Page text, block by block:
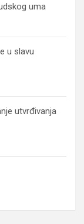
uma
u slavu
utvrđivanja